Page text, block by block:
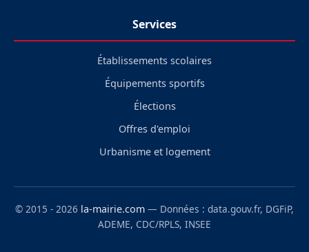
Services
Établissements scolaires
Équipements sportifs
Élections
Offres d'emploi
Urbanisme et logement
© 2015 - 2026 la-mairie.com — Données : data.gouv.fr, DGFiP,
ADEME, CDC/RPLS, INSEE